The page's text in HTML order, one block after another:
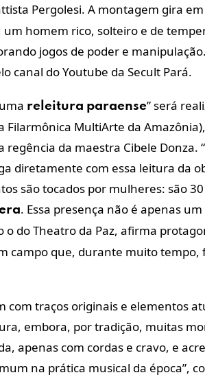
Pergolesi. A montagem gira
um homem rico, solteiro e de
jogos de poder e
canal do Youtube da Secult Pará.
releitura paraense” será
Filarmônica MultiArte da
da maestra Cibele Donza.
diretamente com essa leitura da
são tocados por mulheres: são
. Essa presença não é apenas
o do Theatro da Paz, afirma
campo que, durante muito tempo,
traços originais e elementos
embora, por tradição, muitas
apenas com cordas e cravo, e
na prática musical da época”,